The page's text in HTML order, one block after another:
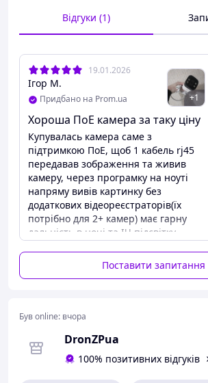
Камера Hiseeu HB718-PA POE AI 48-52 В
вбудований модуль PoE стандарту
камера Hiseeu HB718-PA працює з NVR
стандартом 802.3af.
Якщо у вас немає відеореєстратора
використовувати адаптер живлення 12
входить до комплекту) для роботи з
Добре працює на відкритому повітрі
термостійка. Витримувати
Відгуки (1)
19.01.2026
Ігор М.
Придбано на Prom.ua +1
Хороша ПоЕ камера за таку ціну
Купувалась камера саме з
підтримкою ПоЕ, щоб 1 кабель rj45
передавав зображення та живив
камеру, через програмку на ноуті
напряму вивів картинку без
додаткових відеореєстраторів(їх
потрібно для 2+ камер) має гарну
дальність в ночі та ІЧ підсвітку,
дозволяє почіпити будь де.
Переваги
монтаж.
Поставити запитання
Був online: вчора
DronZPua
100% позитивних відгуків